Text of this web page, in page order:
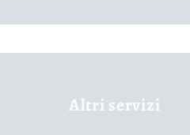
Altri servizi